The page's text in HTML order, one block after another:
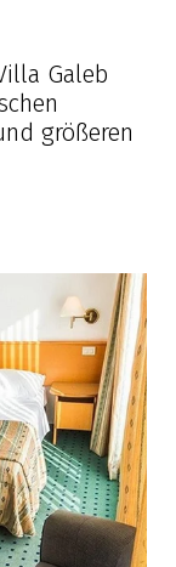
Galeb
größeren